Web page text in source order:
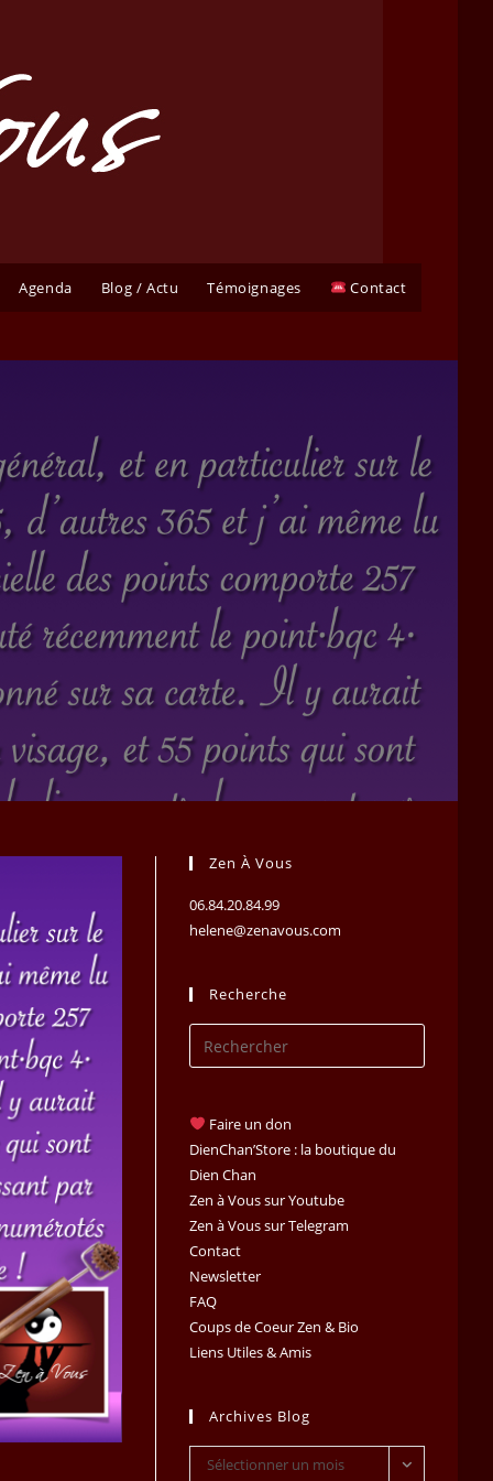
Agenda Blog / Actu Témoignages Contact
Zen À Vous
06.84.20.84.99
helene@zenavous.com
Recherche
Escape
Faire un don
DienChan’Store : la boutique du
Dien Chan
Zen à Vous sur Youtube
Zen à Vous sur Telegram
Contact
Newsletter
FAQ
Coups de Coeur Zen & Bio
Liens Utiles & Amis
Archives Blog
Archives
Sélectionner un mois